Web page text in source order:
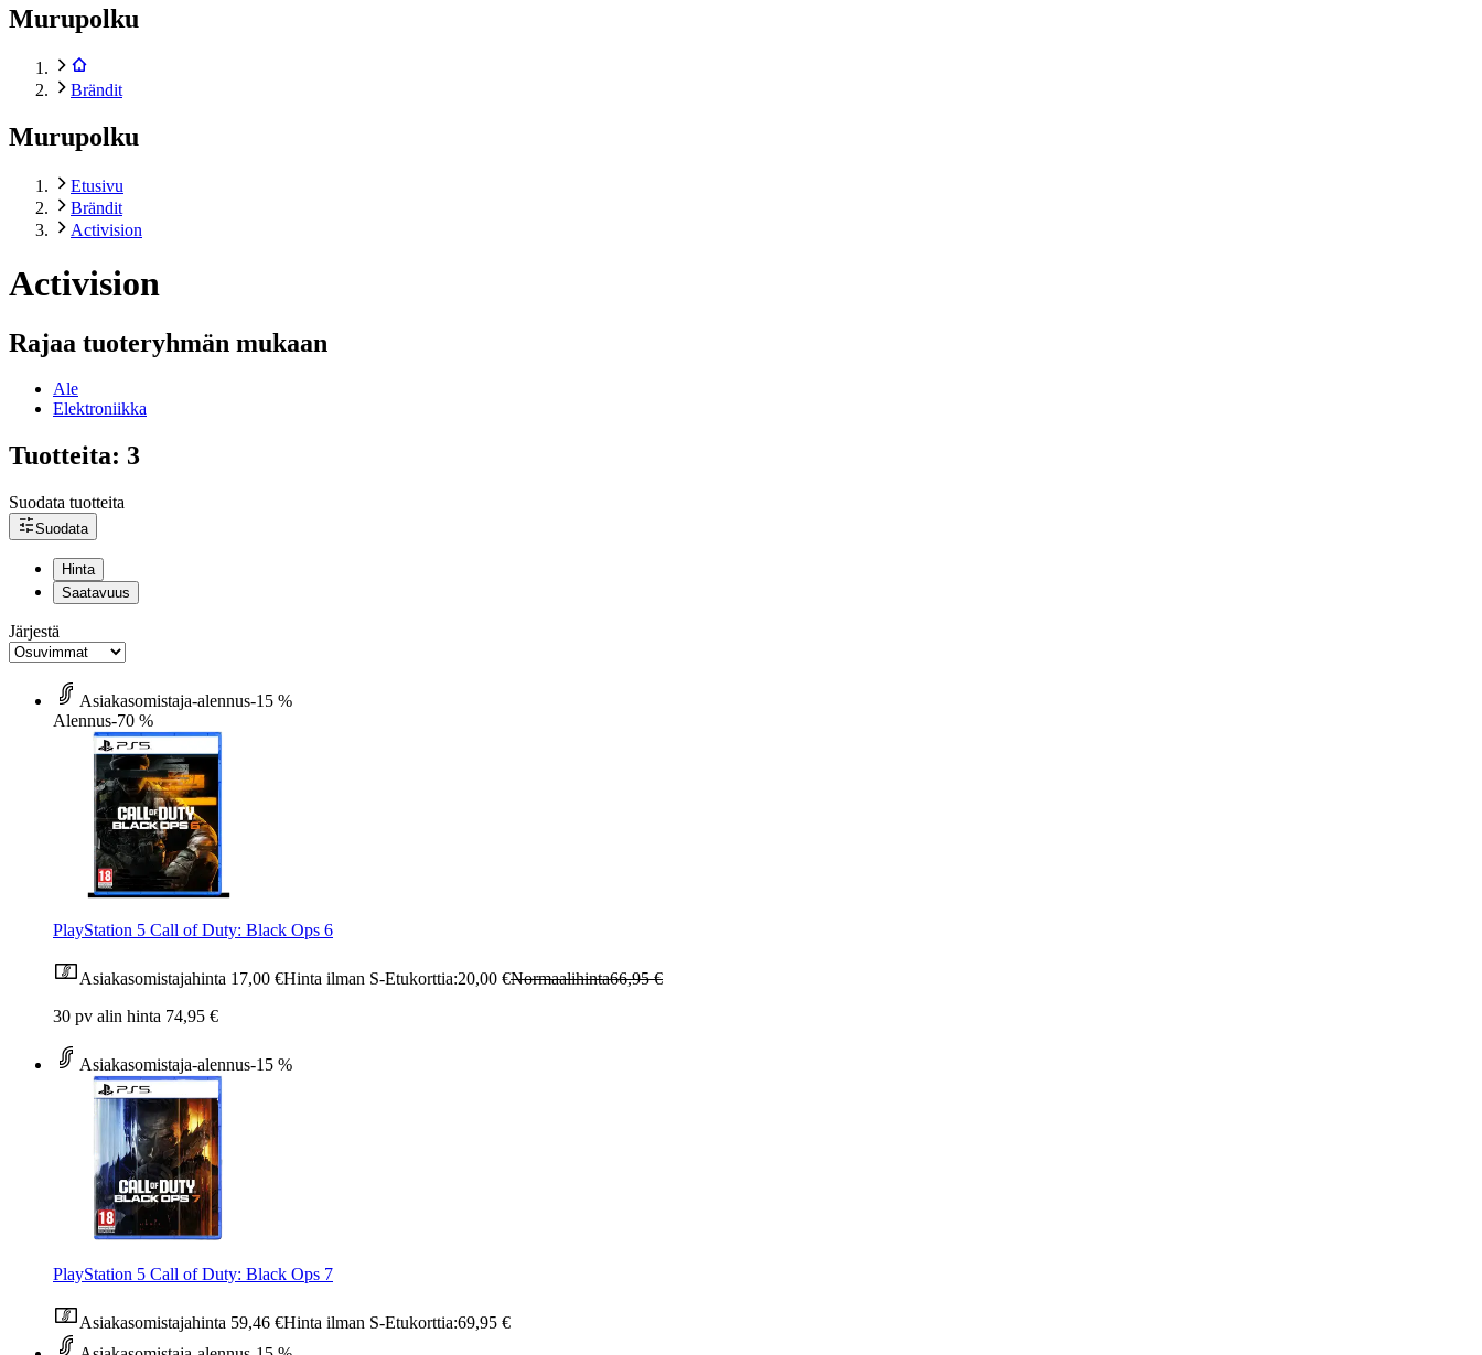
Murupolku
Brändit
Murupolku
Etusivu
Brändit
Activision
Activision
Rajaa tuoteryhmän mukaan
Ale
Elektroniikka
Tuotteita: 3
Suodata tuotteita
Suodata
Hinta
Saatavuus
Järjestä
Asiakasomistaja-alennus-15 %
Alennus-70 %
PlayStation 5 Call of Duty: Black Ops 6
Asiakasomistajahinta 17,00 €Hinta ilman S-Etukorttia:20,00 €Normaalihinta66,95 €
30 pv alin hinta 74,95 €
Asiakasomistaja-alennus-15 %
PlayStation 5 Call of Duty: Black Ops 7
Asiakasomistajahinta 59,46 €Hinta ilman S-Etukorttia:69,95 €